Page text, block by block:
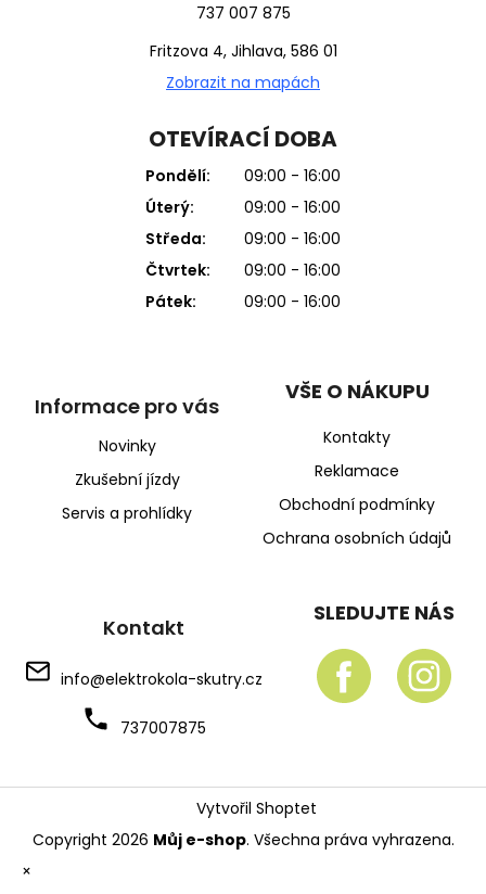
737 007 875
Fritzova 4, Jihlava, 586 01
Zobrazit na mapách
OTEVÍRACÍ DOBA
Pondělí:
09:00 - 16:00
Úterý:
09:00 - 16:00
Středa:
09:00 - 16:00
Čtvrtek:
09:00 - 16:00
Pátek:
09:00 - 16:00
Informace pro vás
Novinky
Zkušební jízdy
Servis a prohlídky
VŠE O NÁKUPU
Kontakty
Reklamace
Obchodní podmínky
Ochrana osobních údajů
Kontakt
info@elektrokola-skutry.cz
737007875
SLEDUJTE NÁS
Vytvořil Shoptet
Copyright 2026 Můj e-shop. Všechna práva vyhrazena.
×